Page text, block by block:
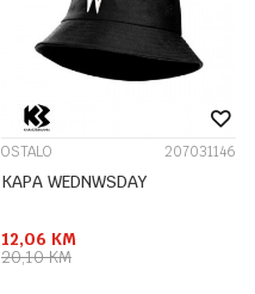
OSTALO 207031146
KAPA WEDNWSDAY
12,06 KM
20,10KM